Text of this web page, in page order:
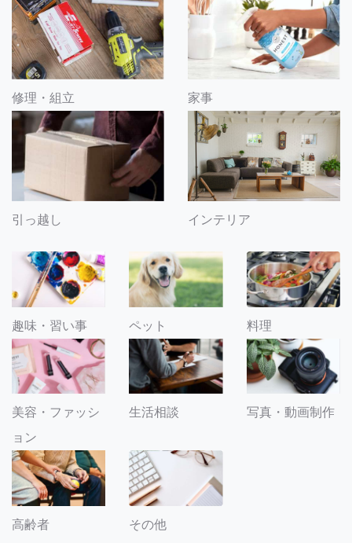
修理・組立 家事
引っ越し インテリア
趣味・習い事 ペット 料理
美容・ファッシ
ョン
生活相談 写真・動画制作
高齢者 その他